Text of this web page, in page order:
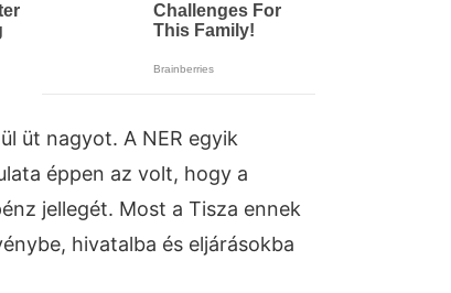
üt nagyot. A NER egyik
éppen az volt, hogy a
jellegét. Most a Tisza ennek
hivatalba és eljárásokba